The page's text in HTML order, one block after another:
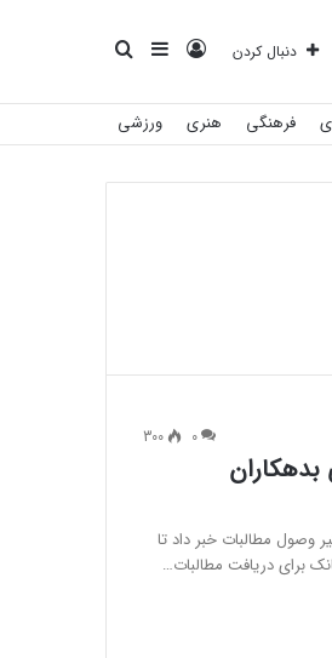
برای
سایدبار ورود دنبال کردن
فرهنگی هنری ورزشی
0
300
بدهکاران
وصول مطالبات خبر داد تا
برای دریافت مطالبات…